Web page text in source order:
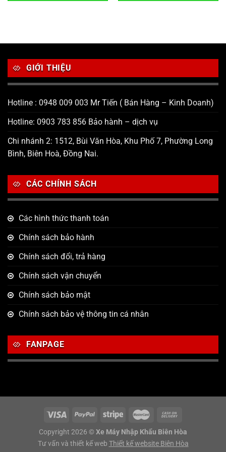
GIỚI THIỆU
Hotline : 0948 009 003 Mr Tiến ( Bán Hàng – Kinh Doanh)
Hotline: 0903 783 856 Bảo hành – dịch vụ
Chi nhánh 2: 1512, Bùi Văn Hòa, Khu Phố 7, Phường Long
Bình, Biên Hoà, Đồng Nai.
CÁC CHÍNH SÁCH
Các hình thức thanh toán
Chính sách bảo hành
Chính sách đổi, trả hàng
Chính sách vận chuyển
Chính sách bảo mật
Chính sách bảo vệ thông tin cá nhân
FANPAGE
Copyright 2026 © Xe Máy Nhập Khẩu Biên Hòa
Tư vấn và thiết kế web Thiết kế website Biên Hòa